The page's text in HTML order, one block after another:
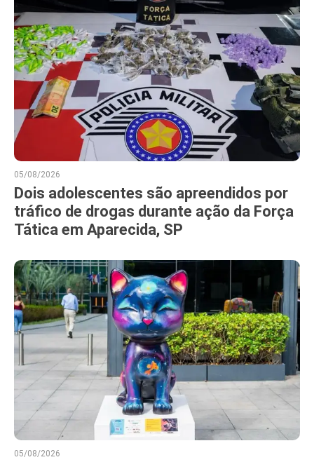
05/08/2026
Dois adolescentes são apreendidos por
tráfico de drogas durante ação da Força
Tática em Aparecida, SP
05/08/2026